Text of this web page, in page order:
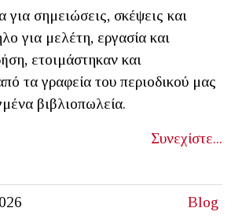
για σημειώσεις, σκέψεις και
για μελέτη, εργασία και
ετοιμάστηκαν και
τα γραφεία του περιοδικού μας
βιβλιοπωλεία.
Συνεχίστε...
Blog